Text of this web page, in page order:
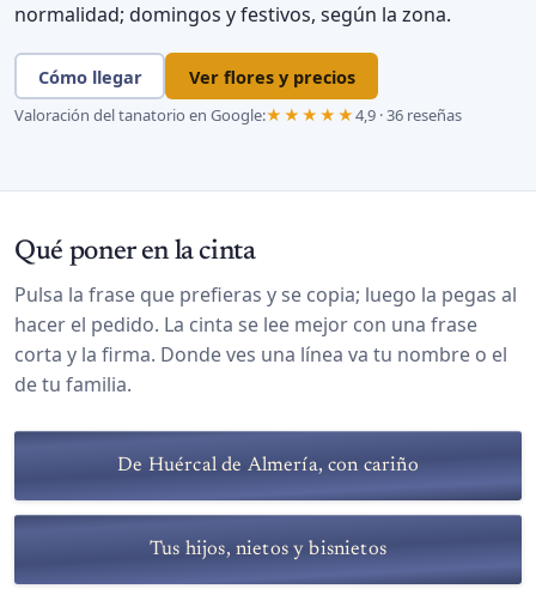
normalidad; domingos y festivos, según la zona.
Cómo llegar Ver flores y precios
Valoración del tanatorio en Google:★★★★★4,9 · 36 reseñas
Qué poner en la cinta
Pulsa la frase que prefieras y se copia; luego la pegas al
hacer el pedido. La cinta se lee mejor con una frase
corta y la firma. Donde ves una línea va tu nombre o el
de tu familia.
De Huércal de Almería, con cariño
Tus hijos, nietos y bisnietos